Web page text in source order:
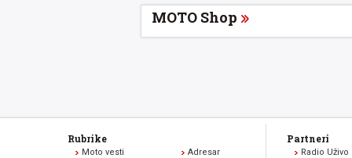
MOTO Shop
Rubrike
Moto vesti
Adresar
Partneri
Radio Uživo